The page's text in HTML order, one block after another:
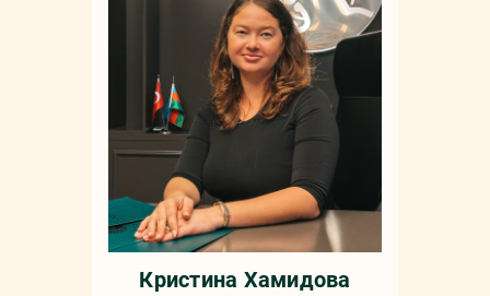
Кристина Хамидова